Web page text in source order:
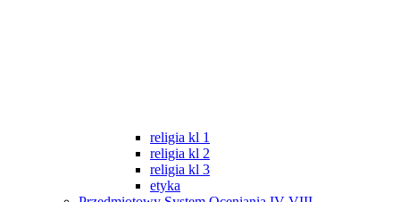
religia kl 1
religia kl 2
religia kl 3
etyka